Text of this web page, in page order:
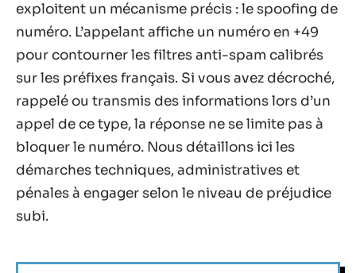
exploitent un mécanisme précis : le spoofing de
numéro. L’appelant affiche un numéro en +49
pour contourner les filtres anti-spam calibrés
sur les préfixes français. Si vous avez décroché,
rappelé ou transmis des informations lors d’un
appel de ce type, la réponse ne se limite pas à
bloquer le numéro. Nous détaillons ici les
démarches techniques, administratives et
pénales à engager selon le niveau de préjudice
subi.